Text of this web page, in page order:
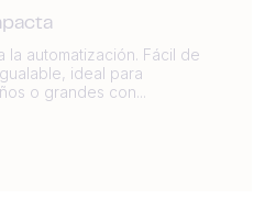
la automatización. Fácil de
ideal para
o grandes con...